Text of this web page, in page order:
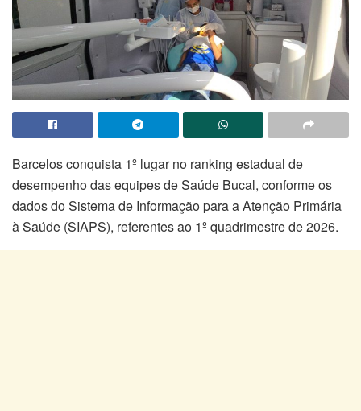
Barcelos conquista 1º lugar no ranking estadual de
desempenho das equipes de Saúde Bucal, conforme os
dados do Sistema de Informação para a Atenção Primária
à Saúde (SIAPS), referentes ao 1º quadrimestre de 2026.